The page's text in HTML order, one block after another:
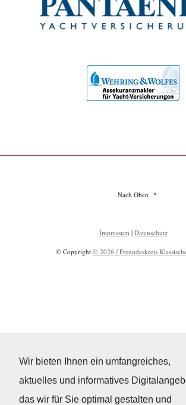
Wir bieten Ihnen ein umfangreiches,
aktuelles und informatives
das wir für Sie optimal gestalten und
Nach Oben
Impressum | Datenschutz
© Copyright © 2026 / Freundeskreis